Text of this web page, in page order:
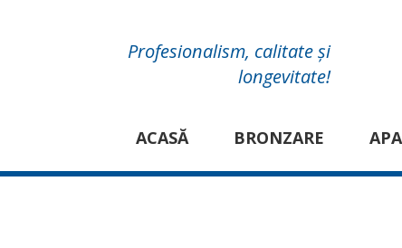
Profesionalism, calitate și
longevitate!
ACASĂ BRONZARE